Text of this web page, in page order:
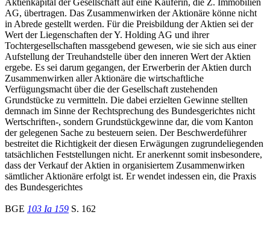
AG, übertragen. Das Zusammenwirken der Aktionäre könne nicht
in Abrede gestellt werden. Für die Preisbildung der Aktien sei der
Wert der Liegenschaften der Y. Holding AG und ihrer
Tochtergesellschaften massgebend gewesen, wie sie sich aus einer
Aufstellung der Treuhandstelle über den inneren Wert der Aktien
ergebe. Es sei darum gegangen, der Erwerberin der Aktien durch
Zusammenwirken aller Aktionäre die wirtschaftliche
Verfügungsmacht über die der Gesellschaft zustehenden
Grundstücke zu vermitteln. Die dabei erzielten Gewinne stellten
demnach im Sinne der Rechtsprechung des Bundesgerichtes nicht
Wertschriften-, sondern Grundstückgewinne dar, die vom Kanton
der gelegenen Sache zu besteuern seien. Der Beschwerdeführer
bestreitet die Richtigkeit der diesen Erwägungen zugrundeliegenden
tatsächlichen Feststellungen nicht. Er anerkennt somit insbesondere,
dass der Verkauf der Aktien in organisiertem Zusammenwirken
sämtlicher Aktionäre erfolgt ist. Er wendet indessen ein, die Praxis
des Bundesgerichtes
BGE 103 Ia 159 S. 162